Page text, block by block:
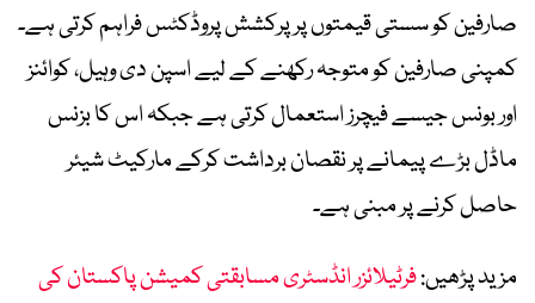
صارفین کو سستی قیمتوں پر پرکشش پروڈکٹس فراہم کرتی ہے۔
کمپنی صارفین کو متوجہ رکھنے کے لیے اسپن دی وہیل، کوائنز
اور بونس جیسے فیچرز استعمال کرتی ہے جبکہ اس کا بزنس
ماڈل بڑے پیمانے پر نقصان برداشت کرکے مارکیٹ شیئر
حاصل کرنے پر مبنی ہے۔
مزید پڑھیں:فرٹیلائزر انڈسٹری مسابقتی کمیشن پاکستان کی